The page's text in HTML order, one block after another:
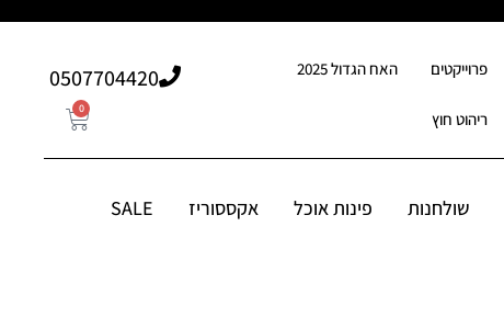
פרוייקטים האח הגדול 2025
ריהוט חוץ
507704420⁩0
0
שולחנות פינות אוכל אקססוריז SALE